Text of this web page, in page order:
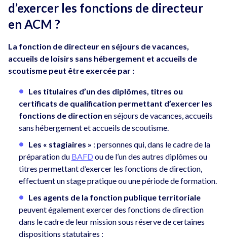
d’exercer les fonctions de directeur
en ACM ?
La fonction de directeur en séjours de vacances,
accueils de loisirs sans hébergement et accueils de
scoutisme peut être exercée par :
Les titulaires d’un des diplômes, titres ou
certificats de qualification permettant d’exercer les
fonctions de direction en séjours de vacances, accueils
sans hébergement et accueils de scoutisme.
Les « stagiaires » : personnes qui, dans le cadre de la
préparation du BAFD ou de l’un des autres diplômes ou
titres permettant d’exercer les fonctions de direction,
effectuent un stage pratique ou une période de formation.
Les agents de la fonction publique territoriale
peuvent également exercer des fonctions de direction
dans le cadre de leur mission sous réserve de certaines
dispositions statutaires :